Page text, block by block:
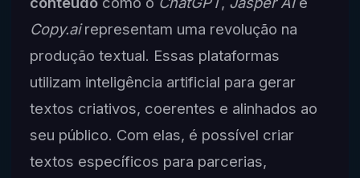
Copy.airepresentam uma revolução na
produção textual. Essas plataformas
utilizam inteligência artificial para gerar
textos criativos, coerentes e alinhados ao
seu público. Com elas, é possível criar
textos específicos para parcerias,